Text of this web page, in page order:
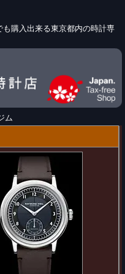
購入出来る東京都内の時計専
ム